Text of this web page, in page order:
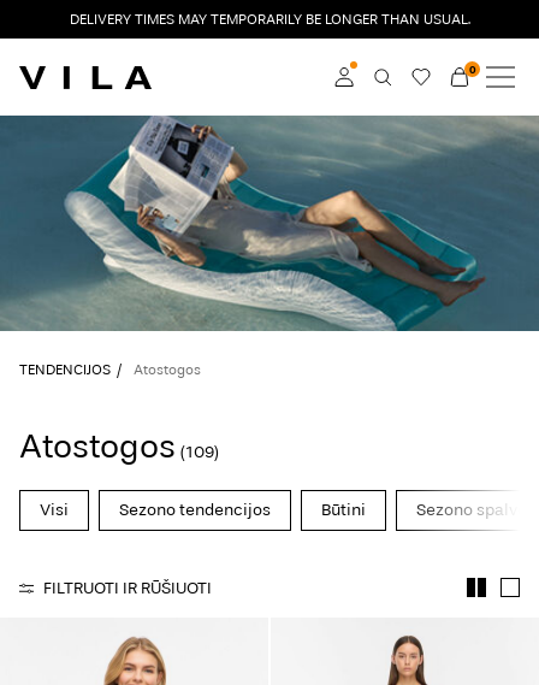
DELIVERY TIMES MAY TEMPORARILY BE LONGER THAN USUAL.
Prisijunkite
Become a member
Learn more about VILA
Club
0
NAUJAUSIA KOLEKCIJA
DRABUŽIAI
TENDENCIJOS
IŠPARDAVIMAS
VILA CLUB
ROUGE EDIT
Prisijunkite
TENDENCIJOS Atostogos
Atostogos (109)
Visi Sezono tendencijos Būtini Sezono spalvos
FILTRUOTI IR RŪŠIUOTI